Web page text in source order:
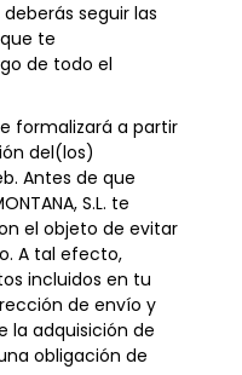
seguir las
te
de todo el
formalizará a partir
del(los)
Antes de que
S.L. te
el objeto de evitar
A tal efecto,
incluidos en tu
de envío y
la adquisición de
obligación de